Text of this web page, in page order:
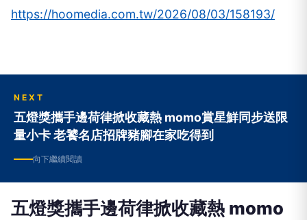
https://hoomedia.com.tw/2026/08/03/158193/
NEXT
五燈獎攜手邊荷律掀收藏熱 momo賞星鮮同步送限
量小卡 老饕名店招牌豬腳在家吃得到
向下繼續閱讀
五燈獎攜手邊荷律掀收藏熱 momo